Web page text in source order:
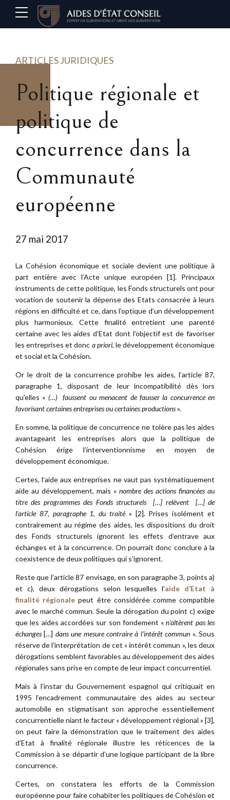
ARTICLES JURIDIQUES
Politique régionale et
politique de
concurrence dans la
Communauté
européenne
27 mai 2017
La Cohésion économique et sociale devient une politique à
part entière avec l’Acte unique européen [1]. Principaux
instruments de cette politique, les Fonds structurels ont pour
vocation de soutenir la dépense des Etats consacrée à leurs
régions en difficulté et ce, dans l’optique d’un développement
plus harmonieux. Cette finalité entretient une parenté
certaine avec les aides d’Etat dont l’objectif est de favoriser
les entreprises et donc a priori, le développement économique
et social et la Cohésion.
Or le droit de la concurrence prohibe les aides, l’article 87,
paragraphe 1, disposant de leur incompatibilité dès lors
qu’elles « (…) faussent ou menacent de fausser la concurrence en
favorisant certaines entreprises ou certaines productions».
En somme, la politique de concurrence ne tolère pas les aides
avantageant les entreprises alors que la politique de
Cohésion érige l’interventionnisme en moyen de
développement économique.
Certes, l’aide aux entreprises ne vaut pas systématiquement
aide au développement, mais « nombre des actions financées au
titre des programmes des Fonds structurels […] relèvent […] de
l’article 87, paragraphe 1, du traité » [2]. Prises isolément et
contrairement au régime des aides, les dispositions du droit
des Fonds structurels ignorent les effets d’entrave aux
échanges et à la concurrence. On pourrait donc conclure à la
coexistence de deux politiques qui s’ignorent.
Reste que l’article 87 envisage, en son paragraphe 3, points a)
et c), deux dérogations selon lesquelles l’aide d’Etat à
finalité régionale peut être considérée comme compatible
avec le marché commun. Seule la dérogation du point c) exige
que les aides accordées sur son fondement «n’altèrent pas les
échanges […] dans une mesure contraire à l’intérêt commun ». Sous
réserve de l’interprétation de cet « intérêt commun », les deux
dérogations semblent favorables au développement des aides
régionales sans prise en compte de leur impact concurrentiel.
Mais à l’instar du Gouvernement espagnol qui critiquait en
1995 l’encadrement communautaire des aides au secteur
automobile en stigmatisant son approche essentiellement
concurrentielle niant le facteur « développement régional » [3],
on peut faire la démonstration que le traitement des aides
d’Etat à finalité régionale illustre les réticences de la
Commission à se départir d’une logique participant de la libre
concurrence.
Certes, on constatera les efforts de la Commission
européenne pour faire cohabiter les politiques de Cohésion et